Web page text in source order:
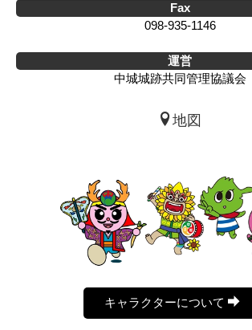
Fax
098-935-1146
運営
中城城跡共同管理協議会
地図
キャラクターについて